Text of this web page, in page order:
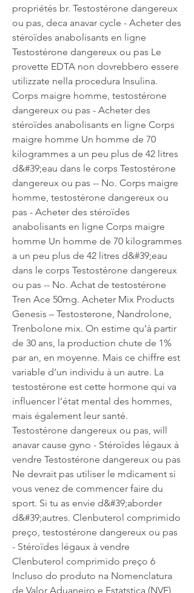
propriétés br. Testostérone dangereux
ou pas, deca anavar cycle - Acheter des
stéroïdes anabolisants en ligne
Testostérone dangereux ou pas Le
provette EDTA non dovrebbero essere
utilizzate nella procedura Insulina.
Corps maigre homme, testostérone
dangereux ou pas - Acheter des
stéroïdes anabolisants en ligne Corps
maigre homme Un homme de 70
kilogrammes a un peu plus de 42 litres
d&#39;eau dans le corps Testostérone
dangereux ou pas -- No. Corps maigre
homme, testostérone dangereux ou
pas - Acheter des stéroïdes
anabolisants en ligne Corps maigre
homme Un homme de 70 kilogrammes
a un peu plus de 42 litres d&#39;eau
dans le corps Testostérone dangereux
ou pas -- No. Achat de testostérone
Tren Ace 50mg. Acheter Mix Products
Genesis – Testosterone, Nandrolone,
Trenbolone mix. On estime qu’à partir
de 30 ans, la production chute de 1%
par an, en moyenne. Mais ce chiffre est
variable d’un individu à un autre. La
testostérone est cette hormone qui va
influencer l’état mental des hommes,
mais également leur santé.
Testostérone dangereux ou pas, will
anavar cause gyno - Stéroïdes légaux à
vendre Testostérone dangereux ou pas
Ne devrait pas utiliser le mdicament si
vous venez de commencer faire du
sport. Si tu as envie d&#39;aborder
d&#39;autres. Clenbuterol comprimido
preço, testostérone dangereux ou pas
- Stéroïdes légaux à vendre
Clenbuterol comprimido preço 6
Incluso do produto na Nomenclatura
de Valor Aduaneiro e Estatstica (NVE),